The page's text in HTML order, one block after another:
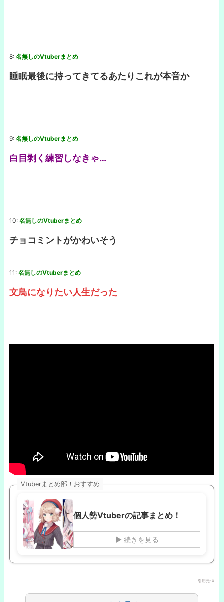
8: 名無しのVtuberまとめ
睡眠最後に持ってきてるあたりこれが本音か
9: 名無しのVtuberまとめ
白目剥く練習しなきゃ…
10: 名無しのVtuberまとめ
チョコミントがかわいそう
11: 名無しのVtuberまとめ
文鳥になりたい人生だった
Vtuberまとめ部！おすすめ
個人勢Vtuberの記事まとめ！
▶ 続きを見る
引用元: X